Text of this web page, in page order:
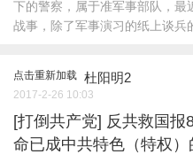
下的警察，属于准军事部队，
战事，除了军事演习的纸上谈兵
点击重新加载 杜阳明2
2017-2-26 10:03
[打倒共产党] 反共救国报
命已成中共特色（特权